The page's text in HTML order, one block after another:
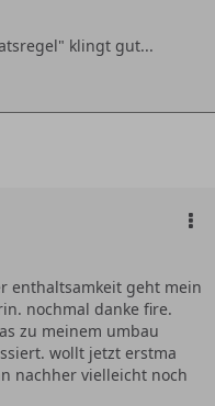
klingt gut...
enthaltsamkeit geht mein
nochmal danke fire.
zu meinem umbau
wollt jetzt erstma
nachher vielleicht noch